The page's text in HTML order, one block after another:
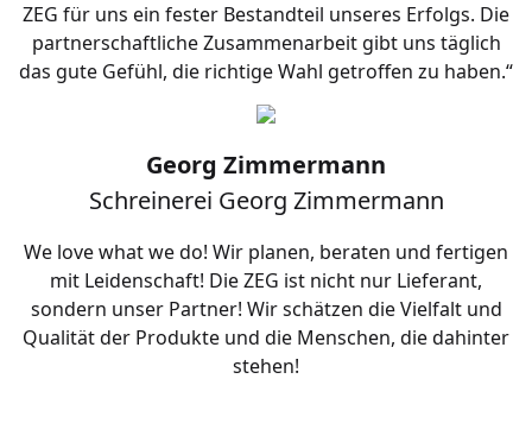
ZEG für uns ein fester Bestandteil unseres Erfolgs. Die
partnerschaftliche Zusammenarbeit gibt uns täglich
das gute Gefühl, die richtige Wahl getroffen zu haben.“
Georg Zimmermann
Schreinerei Georg Zimmermann
We love what we do! Wir planen, beraten und fertigen
mit Leidenschaft! Die ZEG ist nicht nur Lieferant,
sondern unser Partner! Wir schätzen die Vielfalt und
Qualität der Produkte und die Menschen, die dahinter
stehen!